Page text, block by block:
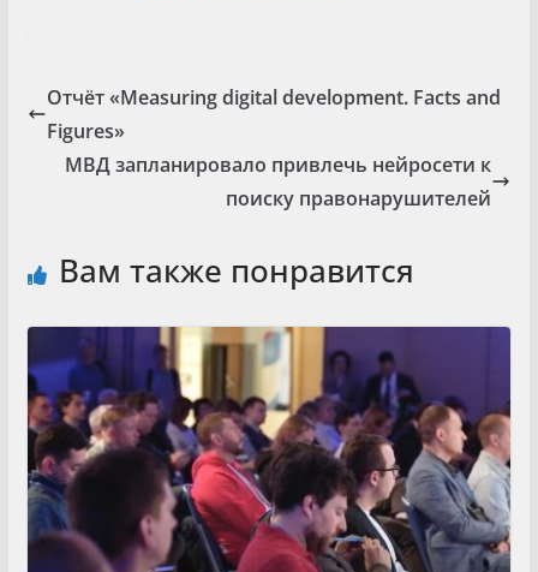
Отчёт «Measuring digital development. Facts and
Figures»
МВД запланировало привлечь нейросети к
поиску правонарушителей
Вам также понравится